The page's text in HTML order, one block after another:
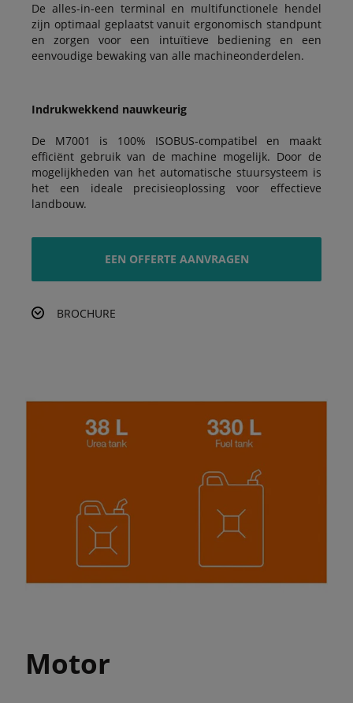
De alles-in-een terminal en multifunctionele hendel
zijn optimaal geplaatst vanuit ergonomisch standpunt
en zorgen voor een intuïtieve bediening en een
eenvoudige bewaking van alle machineonderdelen.
Indrukwekkend nauwkeurig
De M7001 is 100% ISOBUS-compatibel en maakt
efficiënt gebruik van de machine mogelijk. Door de
mogelijkheden van het automatische stuursysteem is
het een ideale precisieoplossing voor effectieve
landbouw.
EEN OFFERTE AANVRAGEN
BROCHURE
Motor